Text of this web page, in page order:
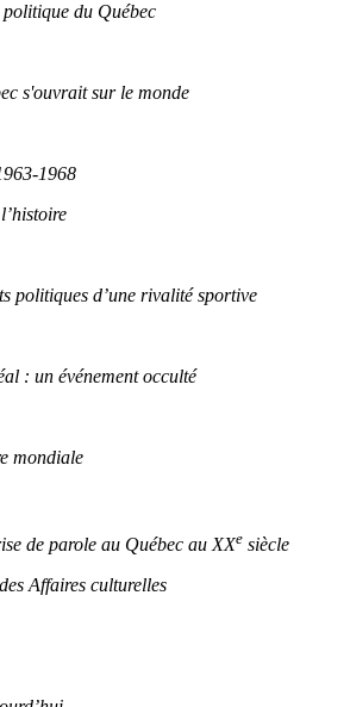
du Québec
s'ouvrait sur le monde
1968
politiques d’une rivalité sportive
: un événement occulté
mondiale
de parole au Québec au XXe siècle
Affaires culturelles